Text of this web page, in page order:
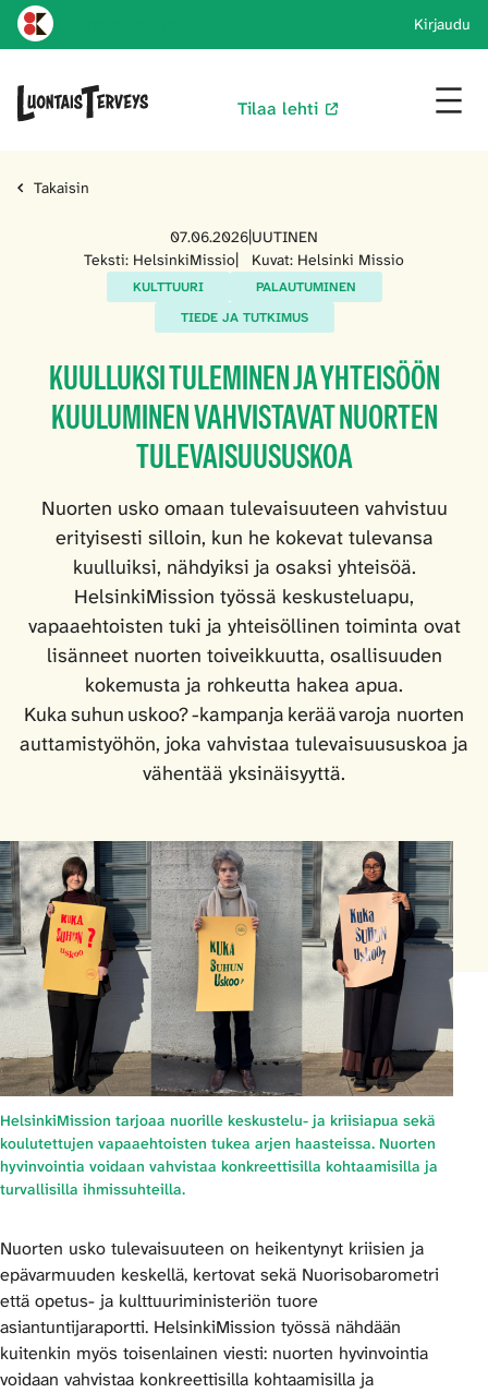
Kirjaudu
Tilaa lehti
Takaisin
07.06.2026 UUTINEN
Teksti: HelsinkiMissio
Kuvat: Helsinki Missio
KULTTUURI
PALAUTUMINEN
TIEDE JA TUTKIMUS
KUULLUKSI TULEMINEN JA YHTEISÖÖN
KUULUMINEN VAHVISTAVAT NUORTEN
TULEVAISUUSUSKOA
Nuorten usko omaan tulevaisuuteen vahvistuu
erityisesti silloin, kun he kokevat tulevansa
kuulluiksi, nähdyiksi ja osaksi yhteisöä.
HelsinkiMission työssä keskusteluapu,
vapaaehtoisten tuki ja yhteisöllinen toiminta ovat
lisänneet nuorten toiveikkuutta, osallisuuden
kokemusta ja rohkeutta hakea apua.
Kuka suhun uskoo? -kampanja kerää varoja nuorten
auttamistyöhön, joka vahvistaa tulevaisuususkoa ja
vähentää yksinäisyyttä.
HelsinkiMission tarjoaa nuorille keskustelu- ja kriisiapua sekä
koulutettujen vapaaehtoisten tukea arjen haasteissa. Nuorten
hyvinvointia voidaan vahvistaa konkreettisilla kohtaamisilla ja
turvallisilla ihmissuhteilla.
Nuorten usko tulevaisuuteen on heikentynyt kriisien ja
epävarmuuden keskellä, kertovat sekä Nuorisobarometri
että opetus- ja kulttuuriministeriön tuore
asiantuntijaraportti. HelsinkiMission työssä nähdään
kuitenkin myös toisenlainen viesti: nuorten hyvinvointia
voidaan vahvistaa konkreettisilla kohtaamisilla ja